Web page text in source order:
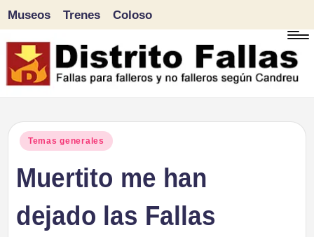
Saltar
al
Museos Trenes Coloso
Publicado
Temas generales
Muertito me han
dejado las Fallas